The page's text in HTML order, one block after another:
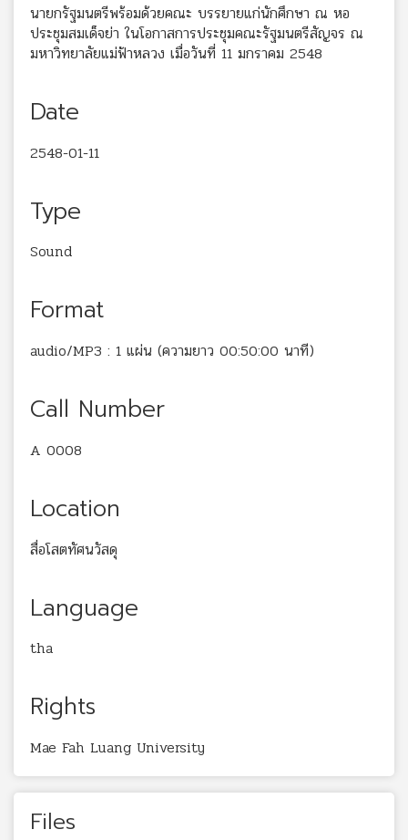
นายกรัฐมนตรีพร้อมด้วยคณะ บรรยายแก่นักศึกษา ณ หอ
ประชุมสมเด็จย่า ในโอกาสการประชุมคณะรัฐมนตรีสัญจร ณ
มหาวิทยาลัยแม่ฟ้าหลวง เมื่อวันที่ 11 มกราคม 2548
Date
2548-01-11
Type
Sound
Format
audio/MP3 : 1 แผ่น (ความยาว 00:50:00 นาที)
Call Number
A 0008
Location
สื่อโสตทัศนวัสดุ
Language
tha
Rights
Mae Fah Luang University
Files